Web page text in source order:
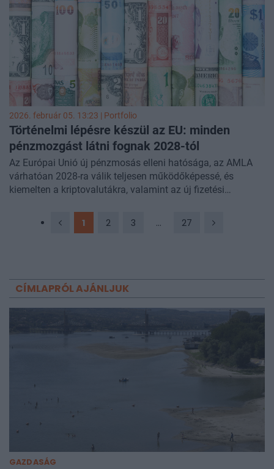
2026. február 05. 13:23 | Portfolio
Történelmi lépésre készül az EU: minden
pénzmozgást látni fognak 2028-tól
Az Európai Unió új pénzmosás elleni hatósága, az AMLA
várhatóan 2028-ra válik teljesen működőképessé, és
kiemelten a kriptovalutákra, valamint az új fizetési
1 2 3 ... 27
CÍMLAPRÓL AJÁNLJUK
GAZDASÁG